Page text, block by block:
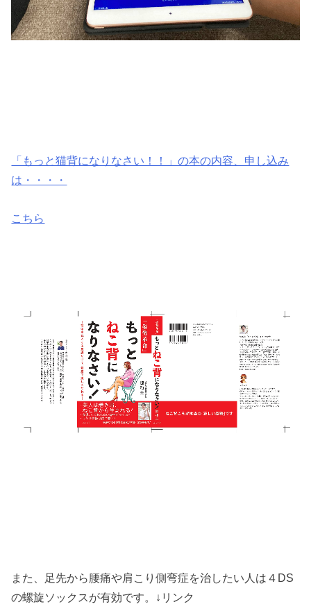
「もっと猫背になりなさい！！」の本の内容、申し込み
は・・・・
こちら
また、足先から腰痛や肩こり側弯症を治したい人は４DS
の螺旋ソックスが有効です。↓リンク